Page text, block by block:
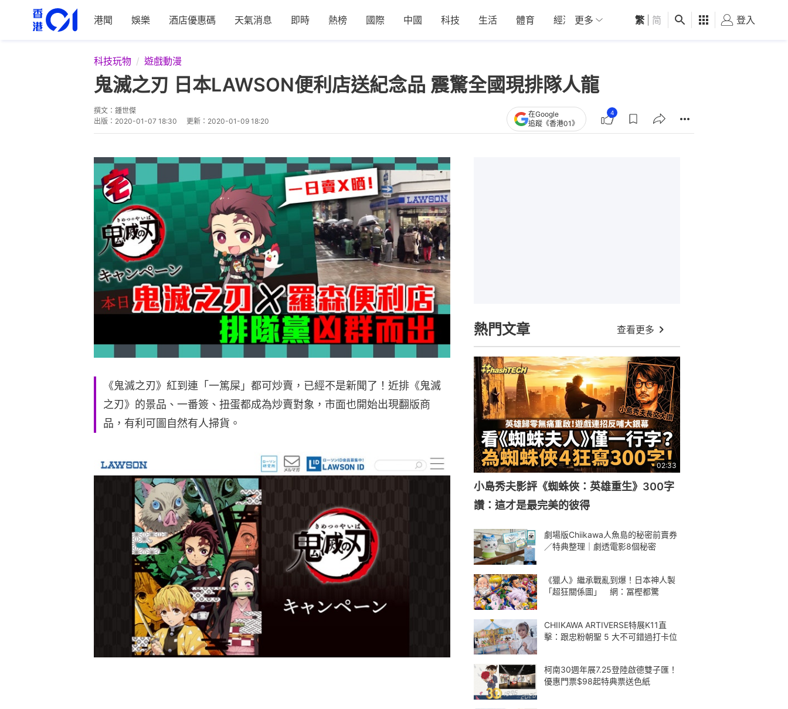
港聞 娛樂 酒店優惠碼 天氣消息 即時 熱榜 國際 中國 科技 生活 體育 經濟 01深圳 觀點 健康 好食玩飛
更多 繁 简 登入
科技玩物 遊戲動漫
鬼滅之刃 日本LAWSON便利店送紀念品 震驚全國現排隊人龍
撰文： 鍾世傑
出版： 2020-01-07 18:30 更新： 2020-01-09 18:20
在Google
追蹤《香港01》
4
《鬼滅之刃》紅到連「一篤屎」都可炒賣，已經不是新聞了！近排《鬼滅
之刃》的景品、一番簽、扭蛋都成為炒賣對象，市面也開始出現翻版商
品，有利可圖自然有人掃貨。
熱門文章 查看更多
02:33
小島秀夫影評《蜘蛛俠：英雄重生》300字
讚：這才是最完美的彼得
劇場版Chiikawa人魚島的秘密前賣券
／特典整理｜劇透電影8個秘密
《獵人》繼承戰亂到爆！日本神人製
「超狂關係圖」 網：冨樫都驚
CHIIKAWA ARTIVERSE特展K11直
擊：跟忠粉朝聖 5 大不可錯過打卡位
柯南30週年展7.25登陸啟德雙子匯！
優惠門票$98起特典票送色紙